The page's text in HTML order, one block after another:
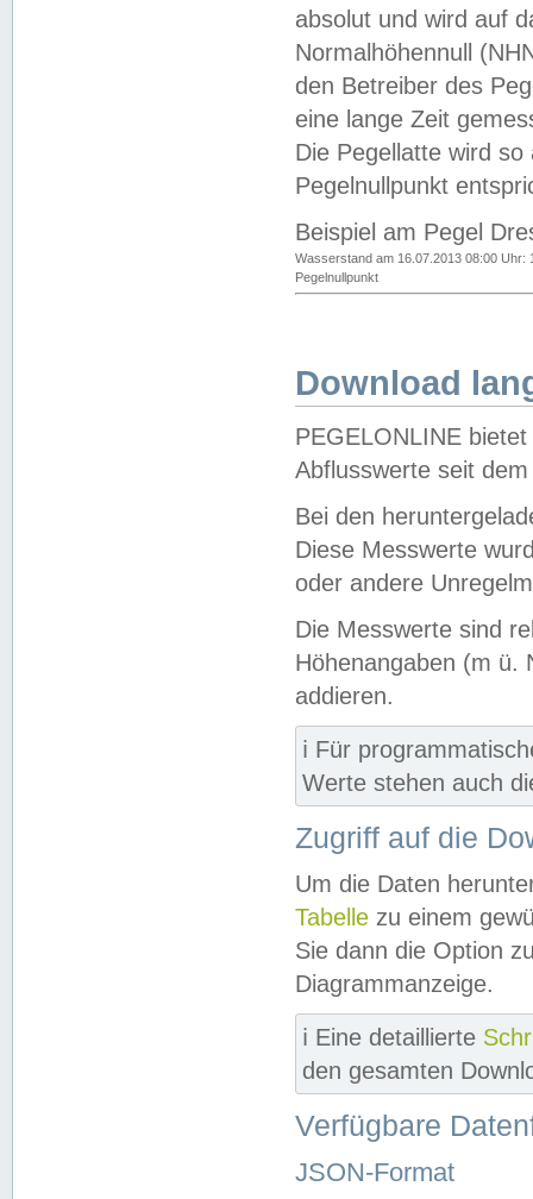
absolut und wird auf
Normalhöhennull
den Betreiber des
eine lange Zeit
Die Pegellatte wird
Pegelnullpunkt
Beispiel am Pegel
Wasserstand am 16.07.2013 08:00 Uhr:
Pegelnullpunkt
Download
PEGELONLINE
Abflusswerte seit
Bei den
Diese Messwerte
oder andere
Die Messwerte sind
Höhenangaben (m ü.
addieren.
ℹ️ Für
Werte stehen auch
Zugriff auf die
Um die Daten
Tabelle zu einem
Sie dann die Option
Diagrammanzeige.
ℹ️ Eine detaillierte
den gesamten
Verfügbare
JSON-Format